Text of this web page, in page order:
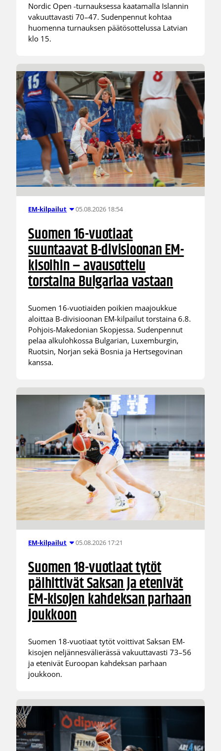
Nordic Open -turnauksessa kaatamalla Islannin
vakuuttavasti 70–47. Sudenpennut kohtaa
huomenna turnauksen päätösottelussa Latvian
klo 15.
EM-kilpailut 05.08.2026 18:54
Suomen 16-vuotiaat
suuntaavat B-divisioonan EM-
kisoihin – avausottelu
torstaina Bulgariaa vastaan
Suomen 16-vuotiaiden poikien maajoukkue
aloittaa B-divisioonan EM-kilpailut torstaina 6.8.
Pohjois-Makedonian Skopjessa. Sudenpennut
pelaa alkulohkossa Bulgarian, Luxemburgin,
Ruotsin, Norjan sekä Bosnia ja Hertsegovinan
kanssa.
EM-kilpailut 05.08.2026 17:21
Suomen 18-vuotiaat tytöt
päihittivät Saksan ja etenivät
EM-kisojen kahdeksan parhaan
joukkoon
Suomen 18-vuotiaat tytöt voittivat Saksan EM-
kisojen neljännesvälierässä vakuuttavasti 73–56
ja etenivät Euroopan kahdeksan parhaan
joukkoon.